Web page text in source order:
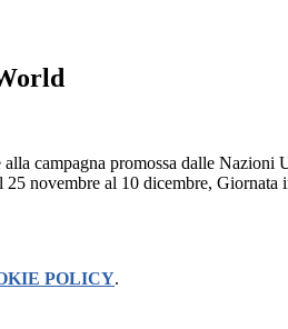
campagna promossa dalle Nazioni
novembre al 10 dicembre, Giornata
POLICY.